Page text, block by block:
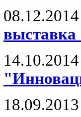
08.12.2014
14.10.2014
18.09.2013